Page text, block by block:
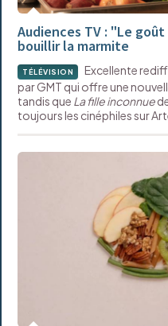
Audiences TV : "Le
bouillir la marmite
TÉLÉVISION
Excellente
par GMT qui offre une
tandis que La fille inconnue
toujours les cinéphiles sur